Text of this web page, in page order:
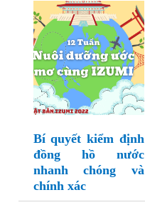
Bí quyết kiểm định
đồng hồ nước
nhanh chóng và
chính xác